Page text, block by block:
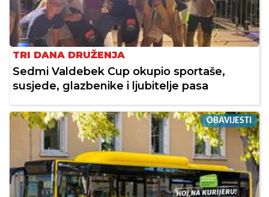
TRI DANA DRUŽENJA
Sedmi Valdebek Cup okupio sportaše,
susjede, glazbenike i ljubitelje pasa
OBAVIJESTI